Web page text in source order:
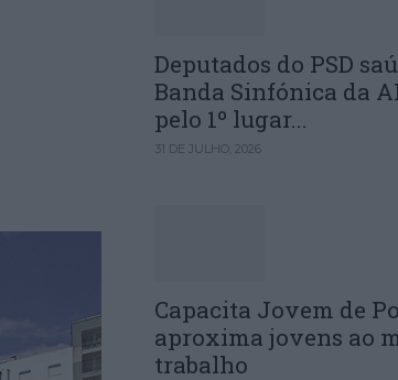
Deputados do PSD
Banda Sinfónica da
pelo 1º lugar...
31 DE JULHO, 2026
Capacita Jovem de
aproxima jovens ao
trabalho